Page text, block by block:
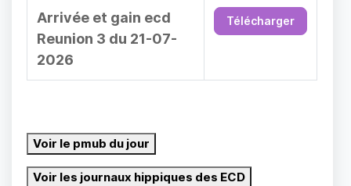
Arrivée et gain ecd
Reunion 3 du 21-07-
2026
Télécharger
Voir le pmub du jour
Voir les journaux hippiques des ECD